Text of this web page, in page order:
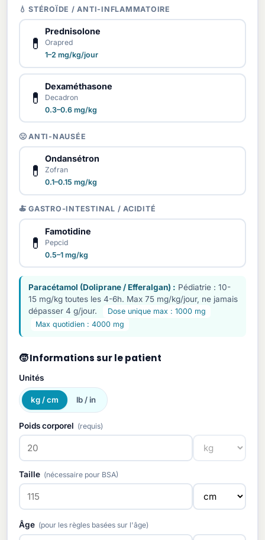
💧 STÉROÏDE / ANTI-INFLAMMATOIRE
💊
Prednisolone
Orapred
1–2 mg/kg/jour
💊
Dexaméthasone
Decadron
0.3–0.6 mg/kg
🤢 ANTI-NAUSÉE
💊
Ondansétron
Zofran
0.1–0.15 mg/kg
🍝 GASTRO-INTESTINAL / ACIDITÉ
💊
Famotidine
Pepcid
0.5–1 mg/kg
Paracétamol (Doliprane / Efferalgan) : Pédiatrie : 10-
15 mg/kg toutes les 4-6h. Max 75 mg/kg/jour, ne jamais
dépasser 4 g/jour.
Dose unique max : 1000 mg
Max quotidien : 4000 mg
🧒 Informations sur le patient
Unités
kg / cm lb / in
Poids corporel (requis)
Taille (nécessaire pour BSA)
Âge (pour les règles basées sur l'âge)